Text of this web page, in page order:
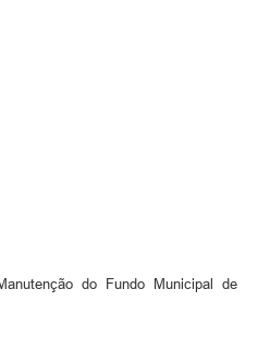
do Fundo Municipal de